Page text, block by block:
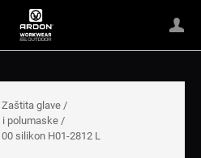
Zaštita glave /
i polumaske /
silikon H01-2812 L